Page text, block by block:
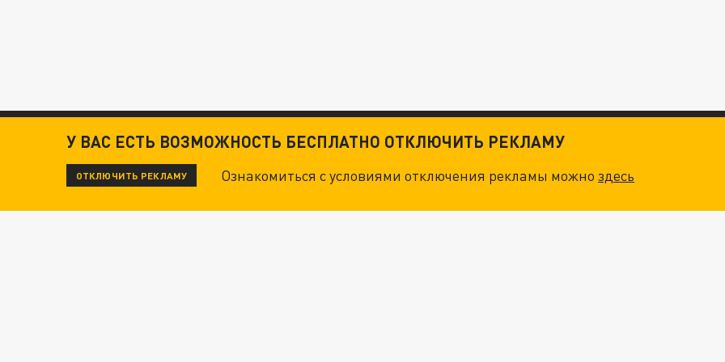
У ВАС ЕСТЬ ВОЗМОЖНОСТЬ БЕСПЛАТНО ОТКЛЮЧИТЬ РЕКЛАМУ
ОТКЛЮЧИТЬ РЕКЛАМУ Ознакомиться с условиями отключения рекламы можноздесь